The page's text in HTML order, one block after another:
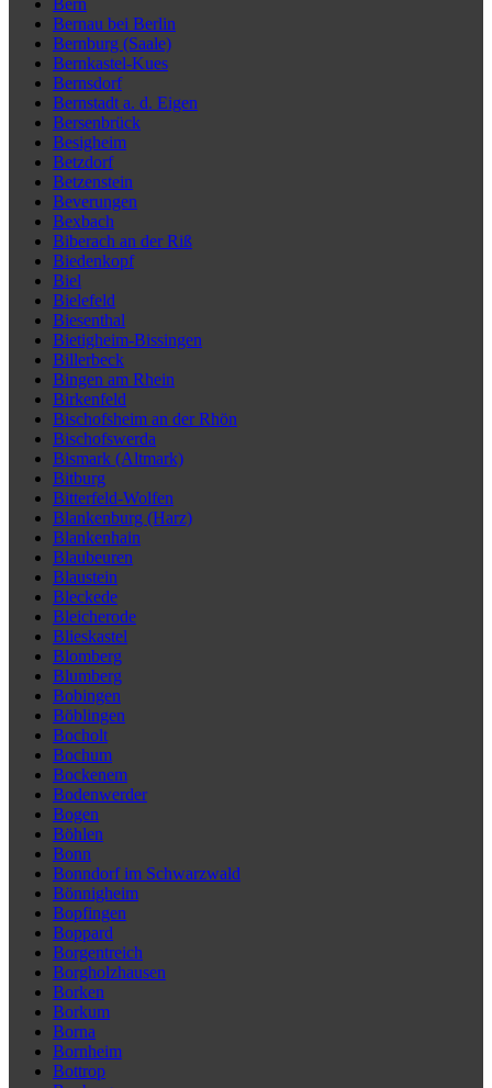
Bern
Bernau bei Berlin
Bernburg (Saale)
Bernkastel-Kues
Bernsdorf
Bernstadt a. d. Eigen
Bersenbrück
Besigheim
Betzdorf
Betzenstein
Beverungen
Bexbach
Biberach an der Riß
Biedenkopf
Biel
Bielefeld
Biesenthal
Bietigheim-Bissingen
Billerbeck
Bingen am Rhein
Birkenfeld
Bischofsheim an der Rhön
Bischofswerda
Bismark (Altmark)
Bitburg
Bitterfeld-Wolfen
Blankenburg (Harz)
Blankenhain
Blaubeuren
Blaustein
Bleckede
Bleicherode
Blieskastel
Blomberg
Blumberg
Bobingen
Böblingen
Bocholt
Bochum
Bockenem
Bodenwerder
Bogen
Böhlen
Bonn
Bonndorf im Schwarzwald
Bönnigheim
Bopfingen
Boppard
Borgentreich
Borgholzhausen
Borken
Borkum
Borna
Bornheim
Bottrop